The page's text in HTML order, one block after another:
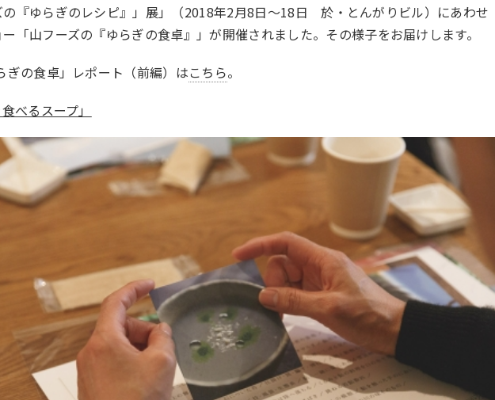
の『ゆらぎのレシピ』」展」（2018年2月8日〜18日 於・とんがりビル）にあわせ
「山フーズの『ゆらぎの食卓』」が開催されました。その様子をお届けします。
の食卓」レポート（前編）はこちら。
べるスープ」